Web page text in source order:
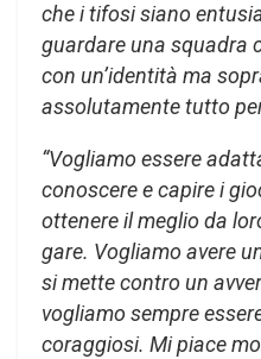
che i tifosi siano
guardare una squadra
con un’identità ma
assolutamente tutto
“Vogliamo essere
conoscere e capire i
ottenere il meglio da
gare. Vogliamo avere
si mette contro un
vogliamo sempre
coraggiosi. Mi piace